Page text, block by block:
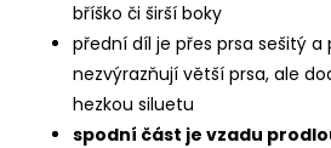
bříško či širší boky
přední díl je přes prsa sešitý
nezvýrazňují větší prsa, ale
hezkou siluetu
spodní část je vzadu